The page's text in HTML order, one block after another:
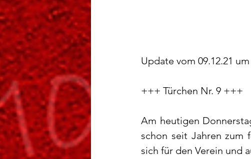
Update vom 09.12.21
+++ Türchen Nr. 9 +++
Am heutigen
schon seit Jahren zum
sich für den Verein und